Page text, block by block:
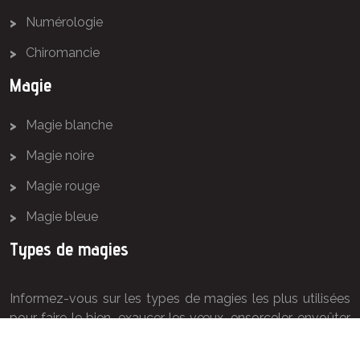
Numérologie
Chiromancie
Magie
Magie blanche
Magie noire
Magie rouge
Magie bleue
Types de magies
Informez-vous sur les types de magies les plus utilisées
pour faire le bien, exaucer les vœux, ensorceler, envoûter